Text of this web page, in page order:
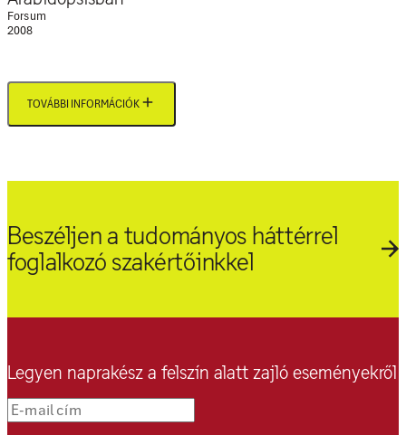
Forsum
2008
TOVÁBBI INFORMÁCIÓK
Beszéljen a tudományos háttérrel
foglalkozó szakértőinkkel
Legyen naprakész a felszín alatt zajló eseményekről
E-mail cím